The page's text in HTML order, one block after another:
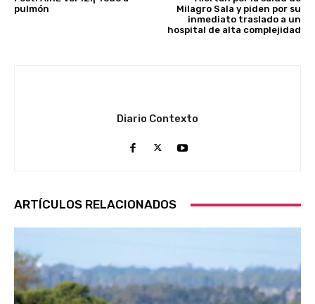
pulmón
Milagro Sala y piden por su
inmediato traslado a un
hospital de alta complejidad
Diario Contexto
ARTÍCULOS RELACIONADOS